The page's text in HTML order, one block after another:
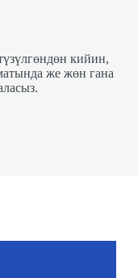
кийин,
же жөн гана